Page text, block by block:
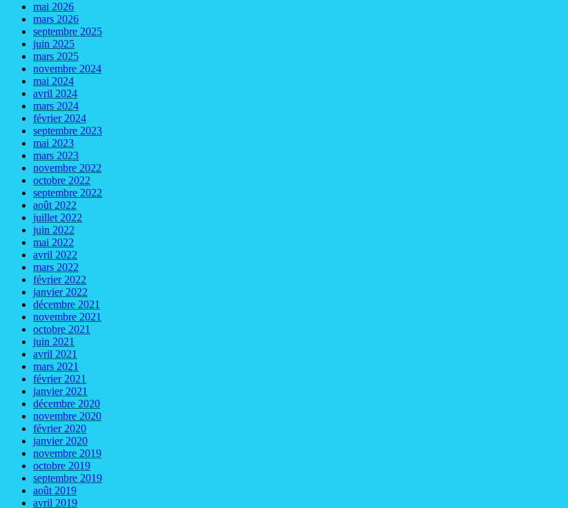
mai 2026
mars 2026
septembre 2025
juin 2025
mars 2025
novembre 2024
mai 2024
avril 2024
mars 2024
février 2024
septembre 2023
mai 2023
mars 2023
novembre 2022
octobre 2022
septembre 2022
août 2022
juillet 2022
juin 2022
mai 2022
avril 2022
mars 2022
février 2022
janvier 2022
décembre 2021
novembre 2021
octobre 2021
juin 2021
avril 2021
mars 2021
février 2021
janvier 2021
décembre 2020
novembre 2020
février 2020
janvier 2020
novembre 2019
octobre 2019
septembre 2019
août 2019
avril 2019